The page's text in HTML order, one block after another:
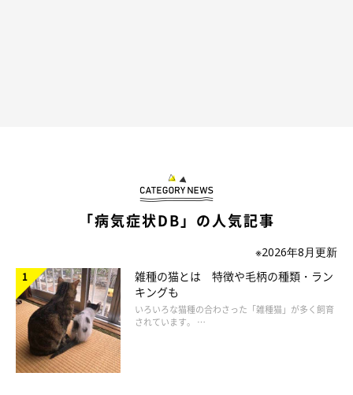
「病気症状DB」の人気記事
※2026年8月更新
雑種の猫とは 特徴や毛柄の種類・ラン
キングも
いろいろな猫種の合わさった「雑種猫」が多く飼育
されています。 …